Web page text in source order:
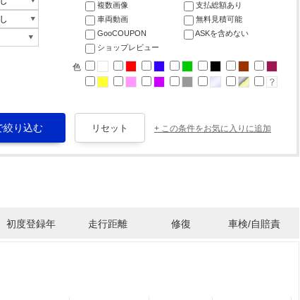
複数画像
支払総額あり
車両動画
無料見積可能
GooCOUPON
ASKを含めない
ショップレビュー
色
+ この条件をお気に入りに追加
初度登録年 走行距離 修復 車検/自賠責